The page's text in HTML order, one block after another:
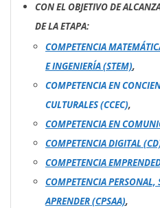
CON EL OBJETIVO DE
DE LA ETAPA:
COMPETENCIA
E INGENIERÍA (STEM),
COMPETENCIA EN
CULTURALES (CCEC),
COMPETENCIA EN
COMPETENCIA DIGITAL
COMPETENCIA
COMPETENCIA PERSONAL,
APRENDER (CPSAA),